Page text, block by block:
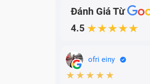
Đánh Giá Từ
4.5 ★★★★★
ofri einy
★★★★★